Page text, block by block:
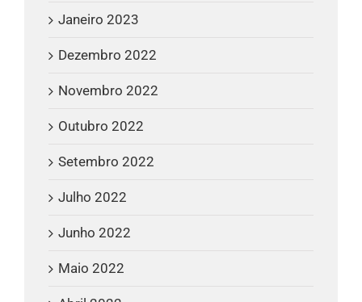
Janeiro 2023
Dezembro 2022
Novembro 2022
Outubro 2022
Setembro 2022
Julho 2022
Junho 2022
Maio 2022